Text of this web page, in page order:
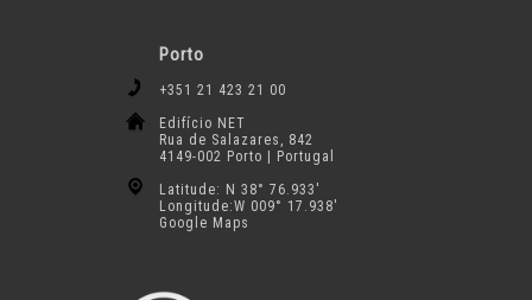
Porto
+351 21 423 21 00
Edifício NET
Rua de Salazares, 842
4149-002 Porto | Portugal
Latitude: N 38° 76.933′
Longitude:W 009° 17.938′
Google Maps